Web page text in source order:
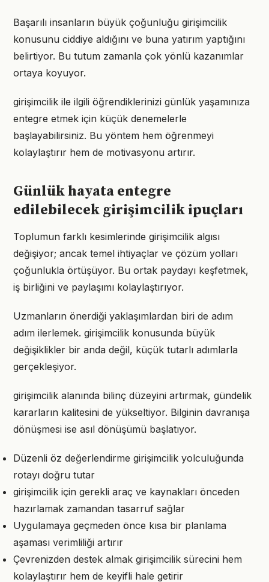
Başarılı insanların büyük çoğunluğu girişimcilik
konusunu ciddiye aldığını ve buna yatırım yaptığını
belirtiyor. Bu tutum zamanla çok yönlü kazanımlar
ortaya koyuyor.
girişimcilik ile ilgili öğrendiklerinizi günlük yaşamınıza
entegre etmek için küçük denemelerle
başlayabilirsiniz. Bu yöntem hem öğrenmeyi
kolaylaştırır hem de motivasyonu artırır.
Günlük hayata entegre
edilebilecek girişimcilik ipuçları
Toplumun farklı kesimlerinde girişimcilik algısı
değişiyor; ancak temel ihtiyaçlar ve çözüm yolları
çoğunlukla örtüşüyor. Bu ortak paydayı keşfetmek,
iş birliğini ve paylaşımı kolaylaştırıyor.
Uzmanların önerdiği yaklaşımlardan biri de adım
adım ilerlemek. girişimcilik konusunda büyük
değişiklikler bir anda değil, küçük tutarlı adımlarla
gerçekleşiyor.
girişimcilik alanında bilinç düzeyini artırmak, gündelik
kararların kalitesini de yükseltiyor. Bilginin davranışa
dönüşmesi ise asıl dönüşümü başlatıyor.
Düzenli öz değerlendirme girişimcilik yolculuğunda
rotayı doğru tutar
girişimcilik için gerekli araç ve kaynakları önceden
hazırlamak zamandan tasarruf sağlar
Uygulamaya geçmeden önce kısa bir planlama
aşaması verimliliği artırır
Çevrenizden destek almak girişimcilik sürecini hem
kolaylaştırır hem de keyifli hale getirir